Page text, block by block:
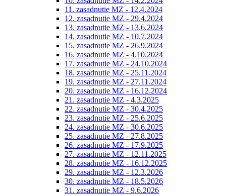
11. zasadnutie MZ - 12.4.2024
12. zasadnutie MZ - 29.4.2024
13. zasadnutie MZ - 13.6.2024
14. zasadnutie MZ - 10.7.2024
15. zasadnutie MZ - 26.9.2024
16. zasadnutie MZ - 4.10.2024
17. zasadnutie MZ - 24.10.2024
18. zasadnutie MZ - 25.11.2024
19. zasadnutie MZ - 27.11.2024
20. zasadnutie MZ - 16.12.2024
21. zasadnutie MZ - 4.3.2025
22. zasadnutie MZ - 30.4.2025
23. zasadnutie MZ - 25.6.2025
24. zasadnutie MZ - 30.6.2025
25. zasadnutie MZ - 27.8.2025
26. zasadnutie MZ - 17.9.2025
27. zasadnutie MZ - 12.11.2025
28. zasadnutie MZ - 16.12.2025
29. zasadnutie MZ - 12.3.2026
30. zasadnutie MZ - 18.5.2026
31. zasadnutie MZ - 9.6.2026